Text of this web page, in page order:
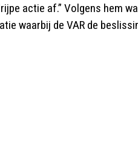
actie af.” Volgens hem
waarbij de VAR de